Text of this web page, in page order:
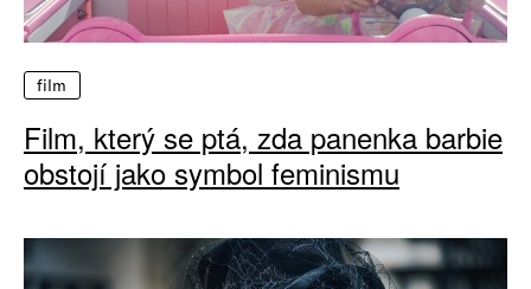
film
Film, který se ptá, zda panenka barbie
obstojí jako symbol feminismu